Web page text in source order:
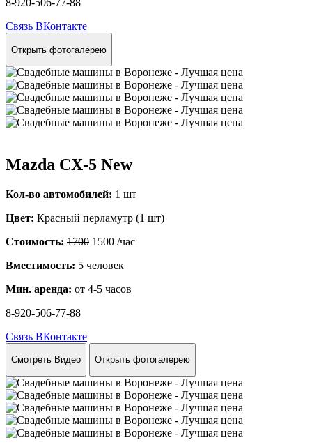
8-920-506-77-88
Связь ВКонтакте
Открыть фотогалерею
Mazda CX-5 New
Кол-во автомобилей: 1 шт
Цвет: Красный перламутр (1 шт)
Стоимость: 1700 1500 /час
Вместимость: 5 человек
Мин. аренда: от 4-5 часов
8-920-506-77-88
Связь ВКонтакте
Смотреть Видео Открыть фотогалерею